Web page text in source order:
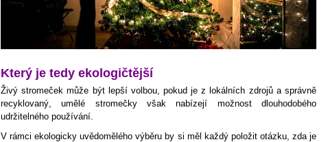
Který je tedy ekologičtější
Živý stromeček může být lepší volbou, pokud je z lokálních zdrojů a správně
recyklovaný, umělé stromečky však nabízejí možnost dlouhodobého
udržitelného používání.
V rámci ekologicky uvědomělého výběru by si měl každý položit otázku, zda je